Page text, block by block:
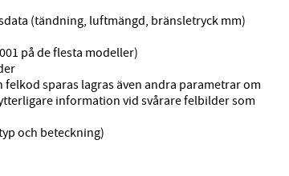
(tändning, luftmängd, bränsletryck mm)
på de flesta modeller)
felkod sparas lagras även andra parametrar om
information vid svårare felbilder som
och beteckning)